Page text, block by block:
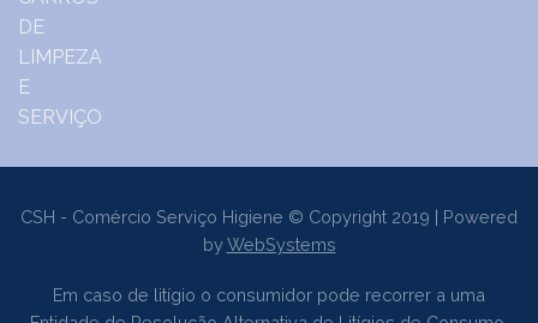
CSH - Comércio Serviço Higiene © Copyright 2019 | Powered
byWebSystems
Em caso de litígio o consumidor pode recorrer a uma